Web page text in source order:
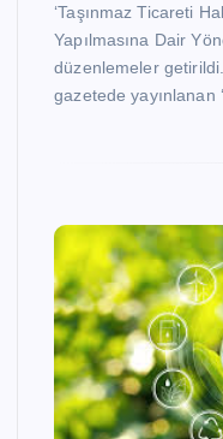
‘Taşınmaz Ticareti
Yapılmasına Dair
düzenlemeler
gazetede yayınlanan